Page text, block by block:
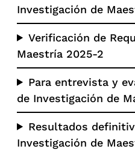
Investigación de
Verificación de
Maestría 2025-2
Para entrevista y
de Investigación de
Resultados
Investigación de